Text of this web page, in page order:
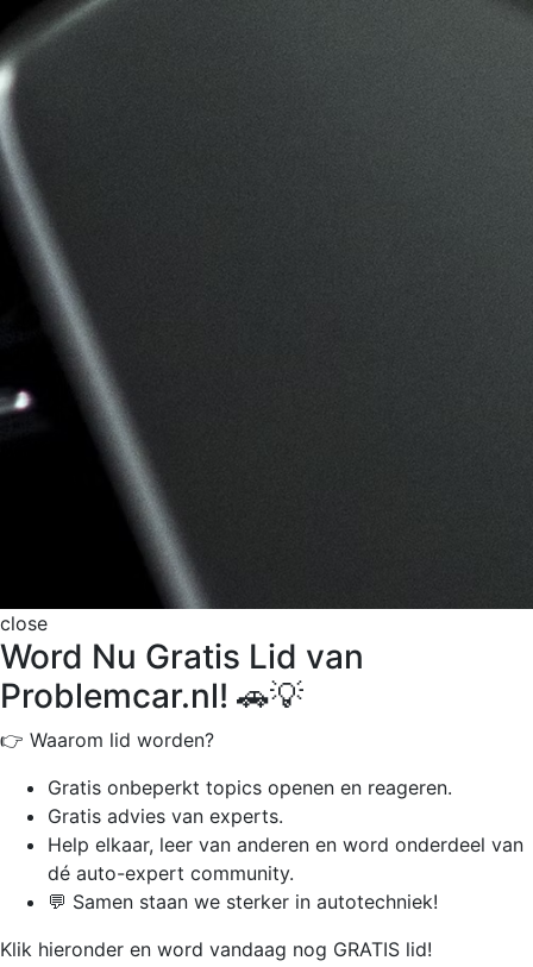
close
Word Nu Gratis Lid van
Problemcar.nl! 🚗💡
👉 Waarom lid worden?
Gratis onbeperkt topics openen en reageren.
Gratis advies van experts.
Help elkaar, leer van anderen en word onderdeel van
dé auto-expert community.
💬 Samen staan we sterker in autotechniek!
Klik hieronder en word vandaag nog GRATIS lid!